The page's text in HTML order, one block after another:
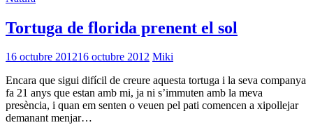
Tortuga de florida prenent el sol
16 octubre 201216 octubre 2012 Miki
Encara que sigui difícil de creure aquesta tortuga i la seva companya
fa 21 anys que estan amb mi, ja ni s’immuten amb la meva
presència, i quan em senten o veuen pel pati comencen a xipollejar
demanant menjar…